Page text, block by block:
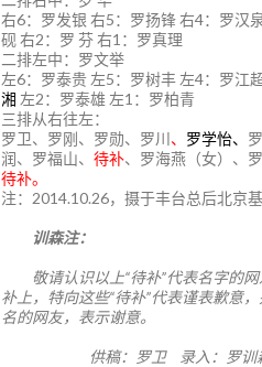
右6：罗发银 右5：罗扬锋 右4：罗汉
砚 右2：罗 芬 右1：罗真理
二排左中：罗文举
左6：罗泰贵 左5：罗树丰 左4：罗江超
湘 左2：罗泰雄 左1：罗柏青
三排从右往左：
罗卫、罗刚、罗勋、罗川、 罗学怡、
润、罗福山、 待补、罗海燕（女）、罗
待补。
注：2014.10.26，摄于丰台总后北京基
训森注：
敬请认识以上“待补”代表名字的
补上，特向这些“待补”代表谨表歉意
名的网友，表示谢意。
供稿：罗卫 录入：罗